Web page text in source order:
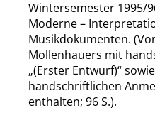
Wintersemester 1995/
Moderne –
Musikdokumenten.
Mollenhauers mit
„(Erster Entwurf)“
handschriftlichen
enthalten; 96 S.).